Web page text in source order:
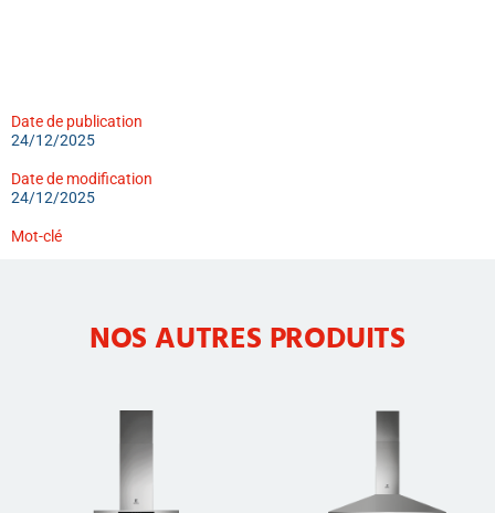
Date de publication
24/12/2025
Date de modification
24/12/2025
Mot-clé
NOS AUTRES PRODUITS